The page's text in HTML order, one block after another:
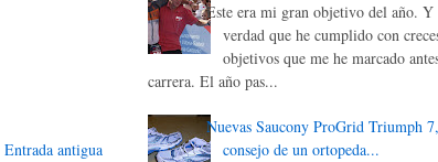
Entrada antigua
Este era mi gran objetivo del año. Y
verdad que he cumplido con
objetivos que me he marcado
carrera. El año pas...
Nuevas Saucony ProGrid Triumph
consejo de un ortopeda...